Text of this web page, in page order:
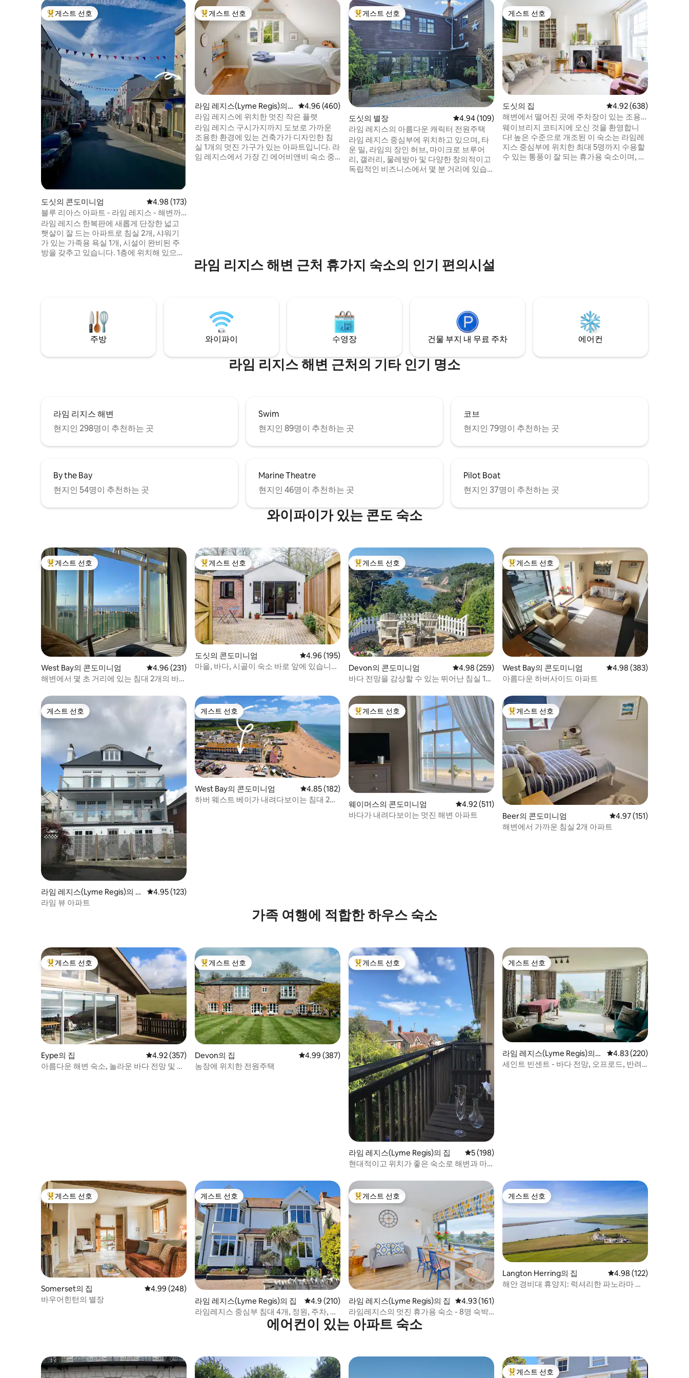
상위 게스트 선호
게스트 선호
도싯의 콘도미니엄 평점 4.98점(5점 만점), 후기 173개
4.98 (173)
블루 리아스 아파트 - 라임 레지스 - 해변까
지 도보 2분
라임 레지스 한복판에 새롭게 단장한 넓고
햇살이 잘 드는 아파트로 침실 2개, 샤워기
가 있는 가족용 욕실 1개, 시설이 완비된 주
방을 갖추고 있습니다. 1층에 위치해 있으며
2개, 모든 침구, 비치 타월이 구비되어 있습
니다. 주차장은 없지만 맞은편에 하나를 포
함하여 4개의 주차장이 가깝습니다.
상위 게스트 선호
게스트 선호
라임 레지스(Lyme Regis)의
아파트
평점 4.96점(5점 만점), 후기 460개
4.96 (460)
라임 레지스에 위치한 멋진 작은 플랫
라임 레지스 구시가지까지 도보로 가까운
조용한 환경에 있는 건축가가 디자인한 침
실 1개의 멋진 가구가 있는 아파트입니다. 라
임 레지스에서 가장 긴 에어비앤비 숙소 중
상위 게스트 선호
게스트 선호
도싯의 별장 평점 4.94점(5점 만점), 후기 109개
4.94 (109)
라임 레지스의 아름다운 캐릭터 전원주택
라임 레지스 중심부에 위치하고 있으며, 타
운 밀, 라임의 장인 허브, 마이크로 브루어
리, 갤러리, 물레방아 및 다양한 창의적이고
독립적인 비즈니스에서 몇 분 거리에 있습
게스트 선호
게스트 선호
도싯의 집 평점 4.92점(5점 만점),
4.92 (638)
해변에서 떨어진 곳에 주차장이 있는 조용
한 타운하우스
웨이브리지 코티지에 오신 것을 환영합니
다! 높은 수준으로 개조된 이 숙소는 라임레
지스 중심부에 위치한 최대 5명까지 수용할
수 있는 통풍이 잘 되는 휴가용 숙소이며, 해
라임 리지스 해변 근처 휴가지 숙소의 인기 편의시설
주방 와이파이 수영장 건물 부지 내 무료 주차 에어컨
라임 리지스 해변 근처의 기타 인기 명소
라임 리지스 해변
현지인 298명이 추천하는 곳
Swim
현지인 89명이 추천하는 곳
코브
현지인 79명이 추천하는 곳
By the Bay
현지인 54명이 추천하는 곳
Marine Theatre
현지인 46명이 추천하는 곳
Pilot Boat
현지인 37명이 추천하는 곳
와이파이가 있는 콘도 숙소
상위 게스트 선호
게스트 선호
West Bay의 콘도미니엄 평점 4.96점(5점 만점), 후기 231개
4.96 (231)
해변에서 몇 초 거리에 있는 침대 2개의 바닷
상위 게스트 선호
게스트 선호
도싯의 콘도미니엄 평점 4.96점(5점 만점), 후기 195개
4.96 (195)
마을, 바다, 시골이 숙소 바로 앞에 있습니
상위 게스트 선호
게스트 선호
Devon의 콘도미니엄 평점 4.98점(5점 만점), 후기 259개
4.98 (259)
바다 전망을 감상할 수 있는 뛰어난 침실 1개
상위 게스트 선호
게스트 선호
West Bay의 콘도미니엄 평점 4.98점(5점 만점),
4.98 (383)
아름다운 하버사이드 아파트
게스트 선호
게스트 선호
라임 레지스(Lyme Regis)의 콘
도미니엄
평점 4.95점(5점 만점), 후기 123개
4.95 (123)
라임 뷰 아파트
게스트 선호
게스트 선호
West Bay의 콘도미니엄 평점 4.85점(5점 만점), 후기 182개
4.85 (182)
하버 웨스트 베이가 내려다보이는 침대 2개
상위 게스트 선호
게스트 선호
웨이머스의 콘도미니엄 평점 4.92점(5점 만점), 후기 511개
4.92 (511)
바다가 내려다보이는 멋진 해변 아파트
상위 게스트 선호
게스트 선호
Beer의 콘도미니엄 평점 4.97점(5점 만점),
4.97 (151)
해변에서 가까운 침실 2개 아파트
가족 여행에 적합한 하우스 숙소
상위 게스트 선호
게스트 선호
Eype의 집 평점 4.92점(5점 만점), 후기 357개
4.92 (357)
아름다운 해변 숙소, 놀라운 바다 전망 및 산
상위 게스트 선호
게스트 선호
Devon의 집 평점 4.99점(5점 만점), 후기 387개
4.99 (387)
농장에 위치한 전원주택
상위 게스트 선호
게스트 선호
라임 레지스(Lyme Regis)의 집 평점 5점(5점 만점), 후기 198개
5 (198)
현대적이고 위치가 좋은 숙소로 해변과 마
게스트 선호
게스트 선호
라임 레지스(Lyme Regis)의
집
평점 4.83점(5점 만점),
4.83 (220)
세인트 빈센트 - 바다 전망, 오프로드, 반려
상위 게스트 선호
게스트 선호
Somerset의 집 평점 4.99점(5점 만점), 후기 248개
4.99 (248)
바우어힌턴의 별장
게스트 선호
게스트 선호
라임 레지스(Lyme Regis)의 집 평점 4.9점(5점 만점), 후기 210개
4.9 (210)
라임레지스 중심부 침대 4개, 정원, 주차, 바
상위 게스트 선호
게스트 선호
라임 레지스(Lyme Regis)의 집 평점 4.93점(5점 만점), 후기 161개
4.93 (161)
라임레지스의 멋진 휴가용 숙소 - 8명 숙박
가능
게스트 선호
게스트 선호
Langton Herring의 집 평점 4.98점(5점 만점),
4.98 (122)
해안 경비대 휴양지: 럭셔리한 파노라마 바
에어컨이 있는 아파트 숙소
상위 게스트 선호
게스트 선호